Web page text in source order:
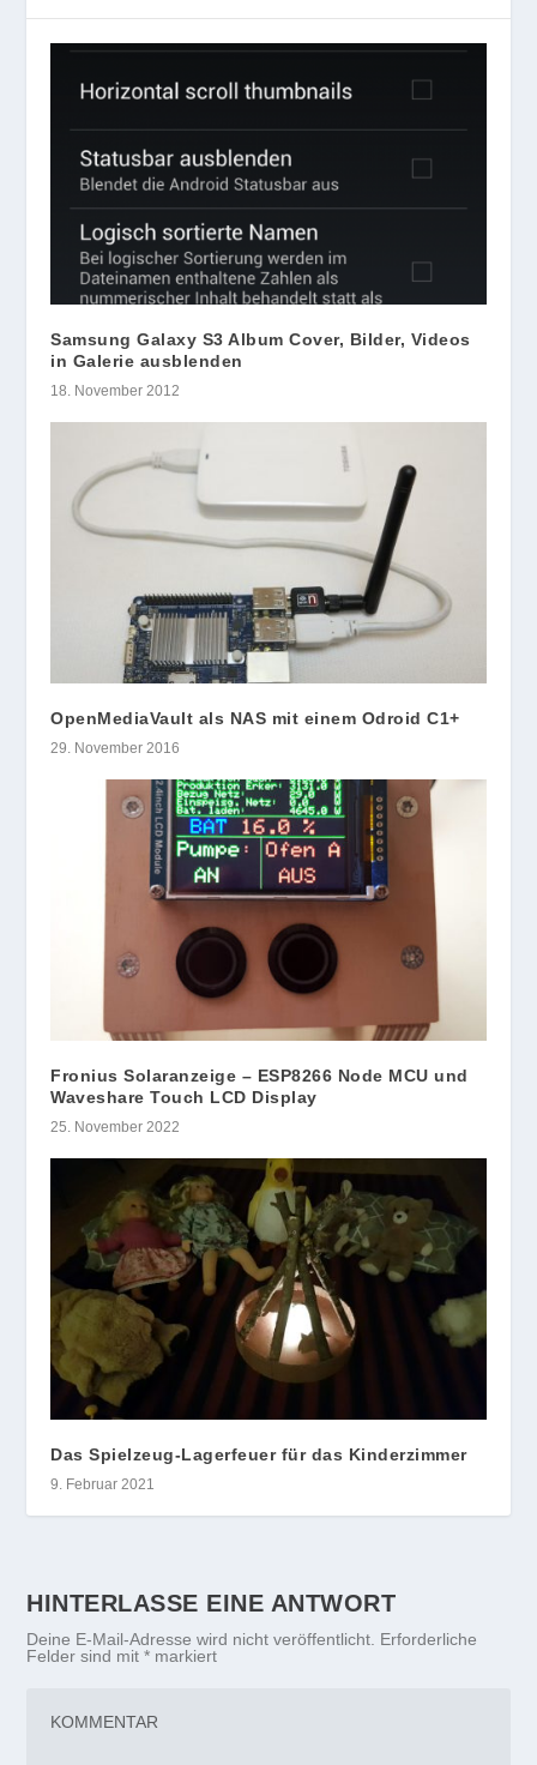
Samsung Galaxy S3 Album Cover, Bilder, Videos
in Galerie ausblenden
18. November 2012
OpenMediaVault als NAS mit einem Odroid C1+
29. November 2016
Fronius Solaranzeige – ESP8266 Node MCU und
Waveshare Touch LCD Display
25. November 2022
Das Spielzeug-Lagerfeuer für das Kinderzimmer
9. Februar 2021
HINTERLASSE EINE ANTWORT
Deine E-Mail-Adresse wird nicht veröffentlicht. Erforderliche
Felder sind mit* markiert